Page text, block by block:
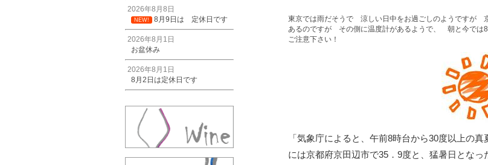
2026年8月8日
NEW! 8月9日は 定休日です
2026年8月1日
お盆休み
2026年8月1日
8月2日は定休日です
東京では雨だそうで 涼しい日中をお過ごしのようですが
あるのですが その側に温度計があるようで、 朝と今では
ご注意下さい！
「気象庁によると、午前8時台から30度以上の
には京都府京田辺市で35．9度と、猛暑日とな